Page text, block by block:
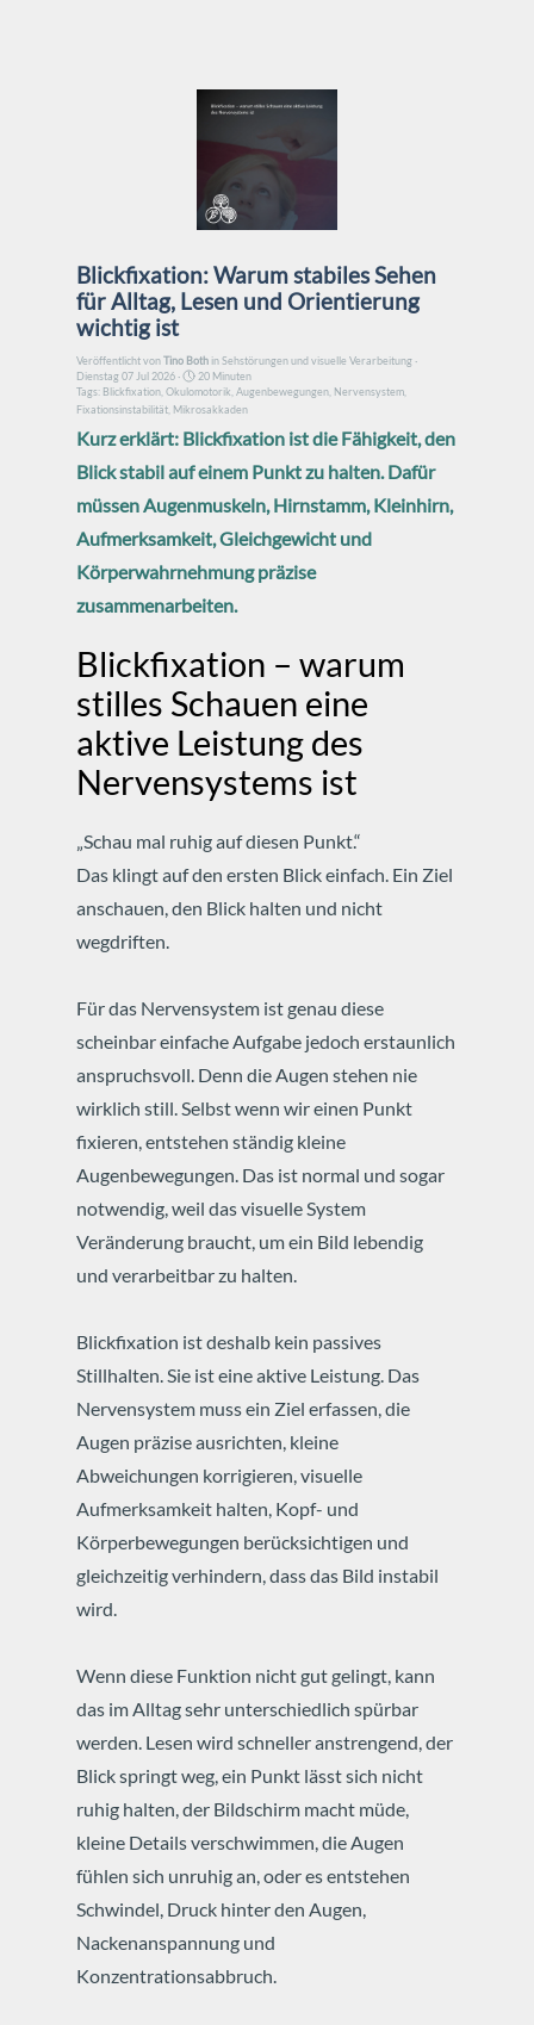
Blickfixation: Warum stabiles Sehen
für Alltag, Lesen und Orientierung
wichtig ist
Veröffentlicht vonTino Both inSehstörungen und visuelle Verarbeitung·
Dienstag 07 Jul 2026 ·
20 Minuten
Tags: Blickfixation Okulomotorik Augenbewegungen Nervensystem
Fixationsinstabilität Mikrosakkaden
Kurz erklärt: Blickfixation ist die Fähigkeit, den
Blick stabil auf einem Punkt zu halten. Dafür
müssen Augenmuskeln, Hirnstamm, Kleinhirn,
Aufmerksamkeit, Gleichgewicht und
Körperwahrnehmung präzise
zusammenarbeiten.
Blickfixation – warum
stilles Schauen eine
aktive Leistung des
Nervensystems ist
„Schau mal ruhig auf diesen Punkt.“
Das klingt auf den ersten Blick einfach. Ein Ziel
anschauen, den Blick halten und nicht
wegdriften.
Für das Nervensystem ist genau diese
scheinbar einfache Aufgabe jedoch erstaunlich
anspruchsvoll. Denn die Augen stehen nie
wirklich still. Selbst wenn wir einen Punkt
fixieren, entstehen ständig kleine
Augenbewegungen. Das ist normal und sogar
notwendig, weil das visuelle System
Veränderung braucht, um ein Bild lebendig
und verarbeitbar zu halten.
Blickfixation ist deshalb kein passives
Stillhalten. Sie ist eine aktive Leistung. Das
Nervensystem muss ein Ziel erfassen, die
Augen präzise ausrichten, kleine
Abweichungen korrigieren, visuelle
Aufmerksamkeit halten, Kopf- und
Körperbewegungen berücksichtigen und
gleichzeitig verhindern, dass das Bild instabil
wird.
Wenn diese Funktion nicht gut gelingt, kann
das im Alltag sehr unterschiedlich spürbar
werden. Lesen wird schneller anstrengend, der
Blick springt weg, ein Punkt lässt sich nicht
ruhig halten, der Bildschirm macht müde,
kleine Details verschwimmen, die Augen
fühlen sich unruhig an, oder es entstehen
Schwindel, Druck hinter den Augen,
Nackenanspannung und
Konzentrationsabbruch.